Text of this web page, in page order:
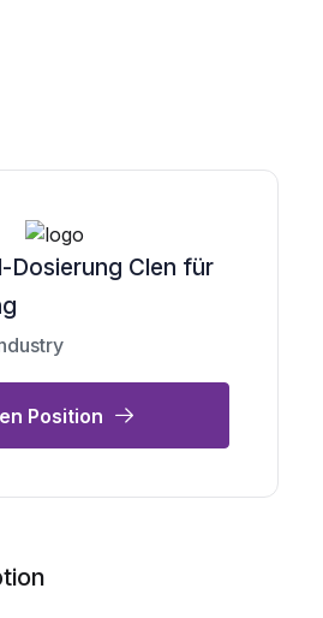
Dosierung Clen für
Position